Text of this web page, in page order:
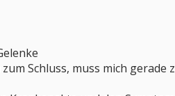
Schluss, muss mich gerade